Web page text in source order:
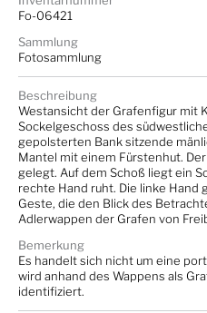
Fo-06421
Sammlung
Fotosammlung
Beschreibung
Westansicht der Grafenfigur mit
Sockelgeschoss des
gepolsterten Bank sitzende
Mantel mit einem Fürstenhut.
gelegt. Auf dem Schoß liegt ein
rechte Hand ruht. Die linke
Geste, die den Blick des
Adlerwappen der Grafen von
Bemerkung
Es handelt sich nicht um eine
wird anhand des Wappens als
identifiziert.